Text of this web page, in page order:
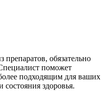
обязательно
поможет
подходящим для ваших
здоровья.